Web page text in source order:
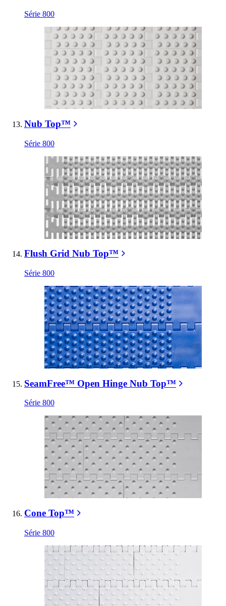
Série 800
Nub Top™
Série 800
Flush Grid Nub Top™
Série 800
SeamFree™ Open Hinge Nub Top™
Série 800
Cone Top™
Série 800